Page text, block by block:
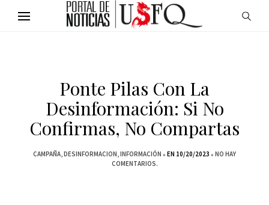
Ponte Pilas Con La
Desinformación: Si No
Confirmas, No Compartas
CAMPAÑA DESINFORMACION INFORMACIÓN EN 10/20/2023
NO HAY
COMENTARIOS.